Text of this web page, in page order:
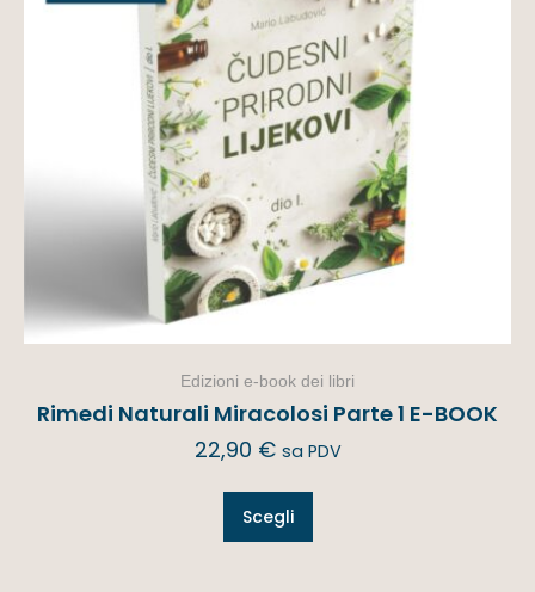
Edizioni e-book dei libri
Rimedi Naturali Miracolosi Parte 1 E-BOOK
22,90 € sa PDV
Scegli